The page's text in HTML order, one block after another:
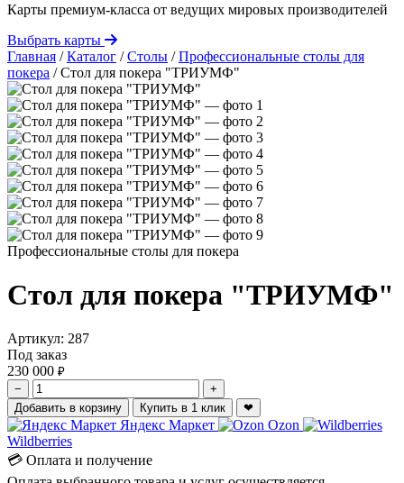
Карты премиум-класса от ведущих мировых производителей
Выбрать карты
Главная / Каталог / Столы / Профессиональные столы для
покера / Стол для покера "ТРИУМФ"
Профессиональные столы для покера
Стол для покера "ТРИУМФ"
Артикул: 287
Под заказ
230 000 ₽
−
+
Добавить в корзину
Купить в 1 клик ❤
Яндекс Маркет
Ozon
Wildberries
💳 Оплата и получение